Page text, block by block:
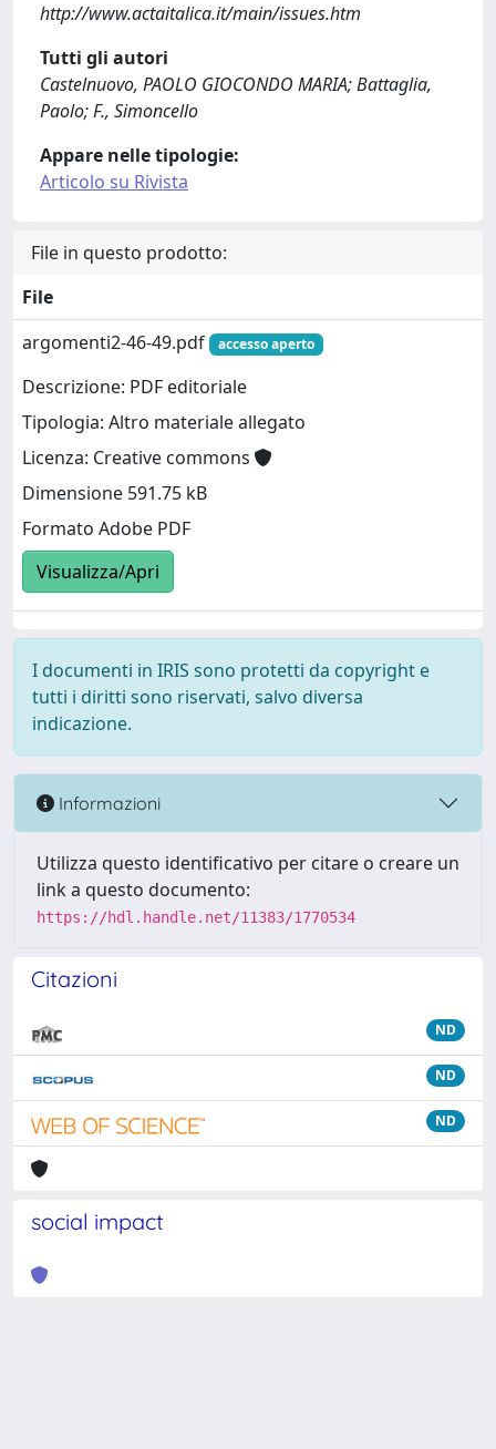
http://www.actaitalica.it/main/issues.htm
Tutti gli autori
Castelnuovo, PAOLO GIOCONDO MARIA; Battaglia,
Paolo; F., Simoncello
Appare nelle tipologie:
Articolo su Rivista
File in questo prodotto:
File
argomenti2-46-49.pdf
accesso aperto
Descrizione: PDF editoriale
Tipologia: Altro materiale allegato
Licenza: Creative commons
Dimensione 591.75 kB
Formato Adobe PDF
Visualizza/Apri
I documenti in IRIS sono protetti da copyright e
tutti i diritti sono riservati, salvo diversa
indicazione.
Informazioni
Utilizza questo identificativo per citare o creare un
link a questo documento:
https://hdl.handle.net/11383/1770534
Citazioni
ND
ND
ND
social impact